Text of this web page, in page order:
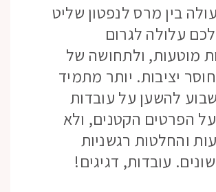
בין מרס לנפטון שליט
עלולה לגרום
מוטעות, ולתחושה של
יציבות. יותר מתמיד
להשען על עובדות
הפרטים הקטנים, ולא
והחלטות רגשניות
עובדות, דגיגים!